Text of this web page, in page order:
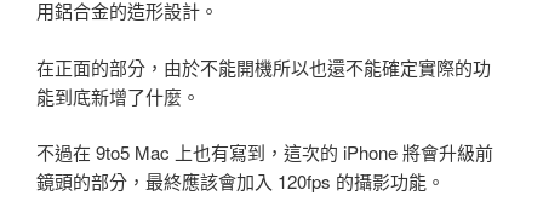
用鋁合金的造形設計。
在正面的部分，由於不能開機所以也還不能確定實際的功
能到底新增了什麼。
不過在 9to5 Mac 上也有寫到，這次的 iPhone 將會升級前
鏡頭的部分，最終應該會加入 120fps 的攝影功能。